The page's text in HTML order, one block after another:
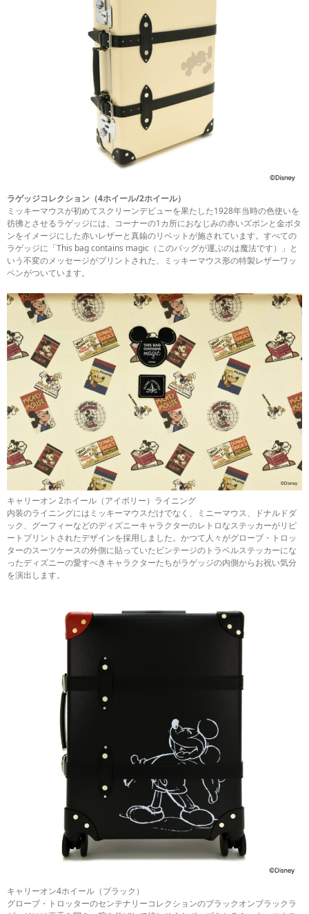
ラゲッジコレクション（4ホイール/2ホイール）
ミッキーマウスが初めてスクリーンデビューを果たした1928年当時の色使いを
彷彿とさせるラゲッジには、コーナーの1カ所におなじみの赤いズボンと金ボタ
ンをイメージにした赤いレザーと真鍮のリベットが施されています。すべての
ラゲッジに「This bag contains magic（このバッグが運ぶのは魔法です）」と
いう不変のメッセージがプリントされた、ミッキーマウス形の特製レザーワッ
ペンがついています。
キャリーオン 2ホイール（アイボリー）ライニング
内装のライニングにはミッキーマウスだけでなく、ミニーマウス、ドナルドダ
ック、グーフィーなどのディズニーキャラクターのレトロなステッカーがリピ
ートプリントされたデザインを採用しました。かつて人々がグローブ・トロッ
ターのスーツケースの外側に貼っていたビンテージのトラベルステッカーにな
ったディズニーの愛すべきキャラクターたちがラゲッジの内側からお祝い気分
を演出します。
キャリーオン4ホイール（ブラック）
グローブ・トロッターのセンテナリーコレクションのブラックオンブラックラ